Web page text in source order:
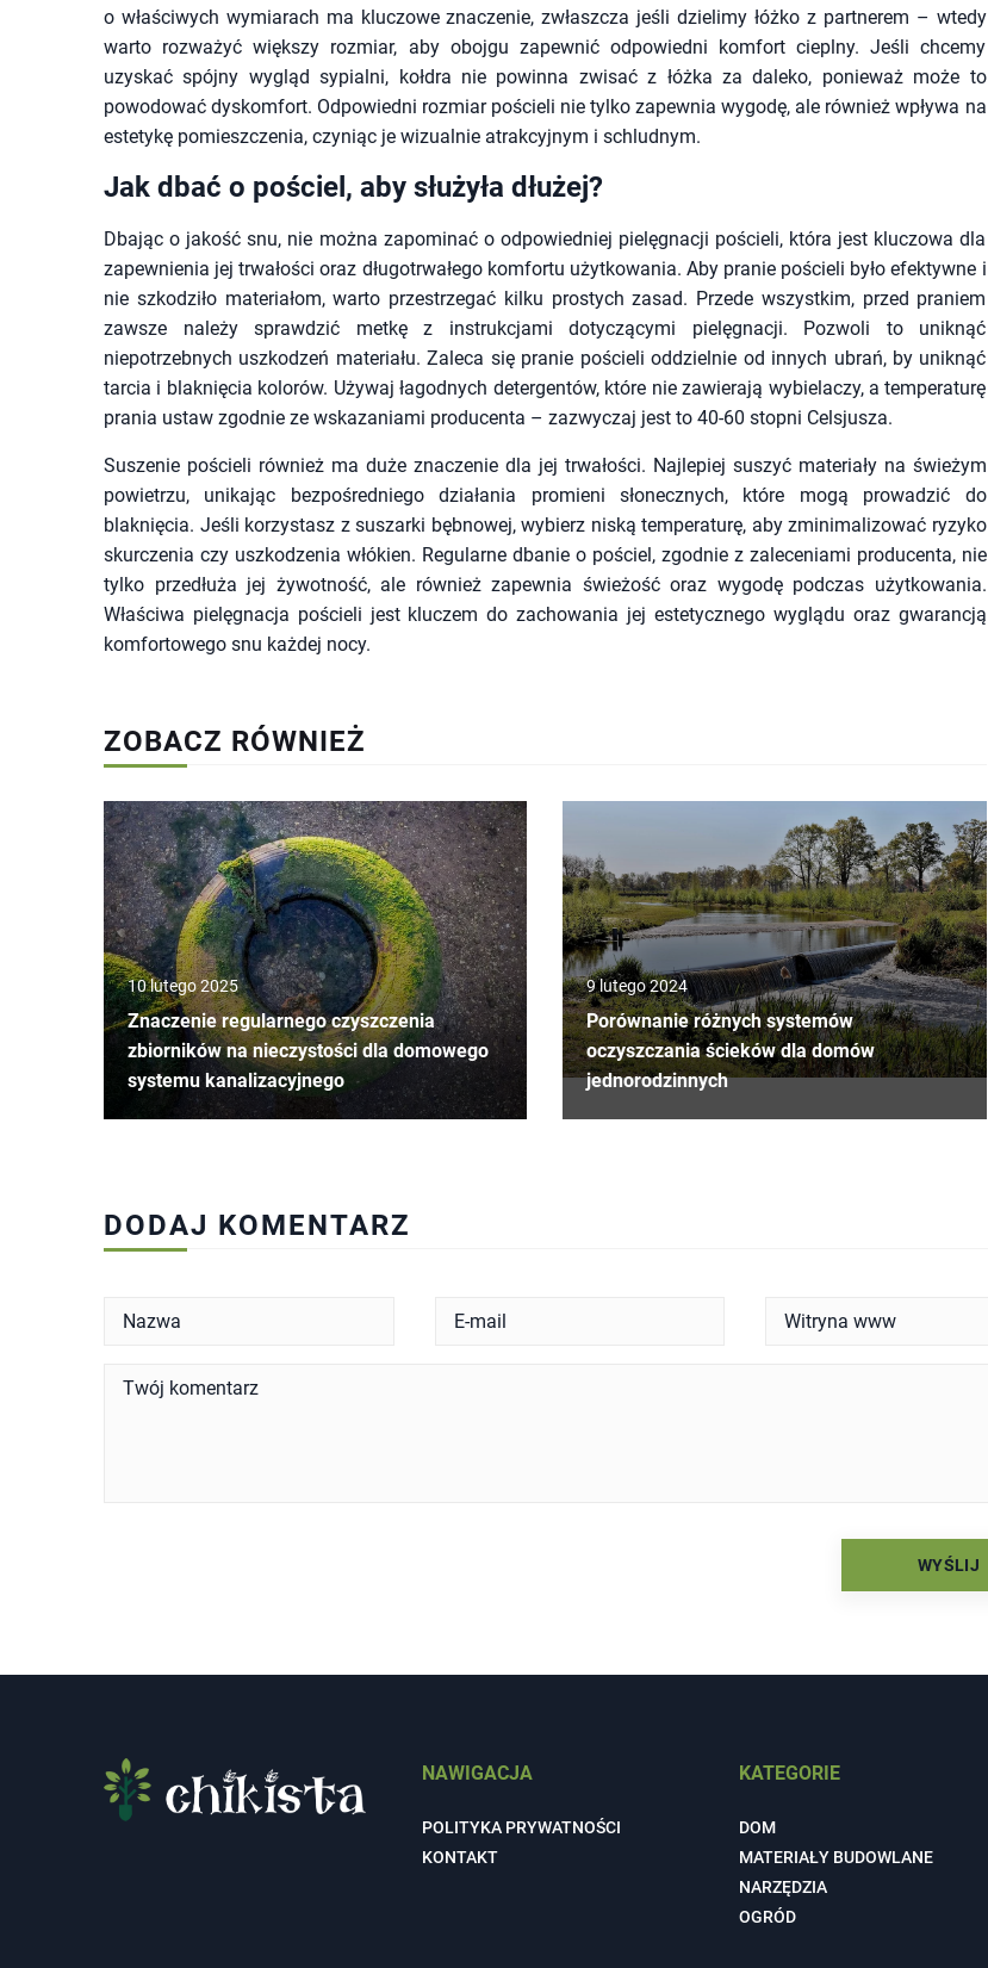
o właściwych wymiarach ma kluczowe znaczenie, zwłaszcza jeśli dzielimy łóżko z partnerem – wtedy
warto rozważyć większy rozmiar, aby obojgu zapewnić odpowiedni komfort cieplny. Jeśli chcemy
uzyskać spójny wygląd sypialni, kołdra nie powinna zwisać z łóżka za daleko, ponieważ może to
powodować dyskomfort. Odpowiedni rozmiar pościeli nie tylko zapewnia wygodę, ale również wpływa na
estetykę pomieszczenia, czyniąc je wizualnie atrakcyjnym i schludnym.
Jak dbać o pościel, aby służyła dłużej?
Dbając o jakość snu, nie można zapominać o odpowiedniej pielęgnacji pościeli, która jest kluczowa dla
zapewnienia jej trwałości oraz długotrwałego komfortu użytkowania. Aby pranie pościeli było efektywne i
nie szkodziło materiałom, warto przestrzegać kilku prostych zasad. Przede wszystkim, przed praniem
zawsze należy sprawdzić metkę z instrukcjami dotyczącymi pielęgnacji. Pozwoli to uniknąć
niepotrzebnych uszkodzeń materiału. Zaleca się pranie pościeli oddzielnie od innych ubrań, by uniknąć
tarcia i blaknięcia kolorów. Używaj łagodnych detergentów, które nie zawierają wybielaczy, a temperaturę
prania ustaw zgodnie ze wskazaniami producenta – zazwyczaj jest to 40-60 stopni Celsjusza.
Suszenie pościeli również ma duże znaczenie dla jej trwałości. Najlepiej suszyć materiały na świeżym
powietrzu, unikając bezpośredniego działania promieni słonecznych, które mogą prowadzić do
blaknięcia. Jeśli korzystasz z suszarki bębnowej, wybierz niską temperaturę, aby zminimalizować ryzyko
skurczenia czy uszkodzenia włókien. Regularne dbanie o pościel, zgodnie z zaleceniami producenta, nie
tylko przedłuża jej żywotność, ale również zapewnia świeżość oraz wygodę podczas użytkowania.
Właściwa pielęgnacja pościeli jest kluczem do zachowania jej estetycznego wyglądu oraz gwarancją
komfortowego snu każdej nocy.
ZOBACZ RÓWNIEŻ
10 lutego 2025
Znaczenie regularnego czyszczenia
zbiorników na nieczystości dla domowego
systemu kanalizacyjnego
9 lutego 2024
Porównanie różnych systemów
oczyszczania ścieków dla domów
jednorodzinnych
DODAJ KOMENTARZ
NAWIGACJA
POLITYKA PRYWATNOŚCI
KONTAKT
KATEGORIE
DOM
MATERIAŁY BUDOWLANE
NARZĘDZIA
OGRÓD